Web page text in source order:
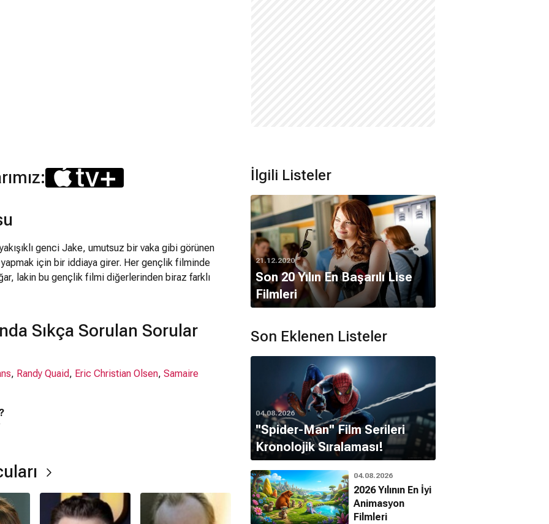
genci Jake, umutsuz bir vaka gibi görünen
için bir iddiaya girer. Her gençlik filminde
lakin bu gençlik filmi diğerlerinden biraz farklı
Sıkça Sorulan Sorular
, Randy Quaid, Eric Christian Olsen, Samaire
İlgili Listeler
21.12.2020
Son 20 Yılın En Başarılı Lise
Filmleri
Son Eklenen Listeler
04.08.2026
''Spider-Man'' Film Serileri
Kronolojik Sıralaması!
04.08.2026
2026 Yılının En İyi
Animasyon
Filmleri